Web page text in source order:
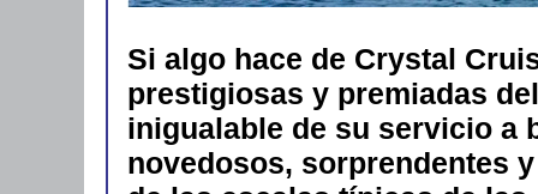
Si algo hace de Crystal
prestigiosas y premiadas
inigualable de su servicio a
novedosos, sorprendentes